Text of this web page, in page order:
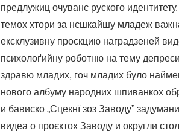
предлужиц очуванє руского
темох хтори за нєшкайшу младеж
ексклузивну проєкцию наградзеней
психолоґийну роботню на тему
здравю младих, гоч младих було
нового албуму народних шпиванкох
и бависко „Сцекнї зоз Заводу”
видеа о проєктох Заводу и округли